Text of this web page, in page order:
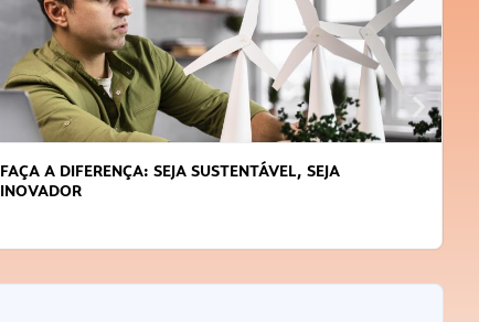
FAÇA A DIFERENÇA: SEJA SUSTENTÁVEL, SEJA
INOVADOR